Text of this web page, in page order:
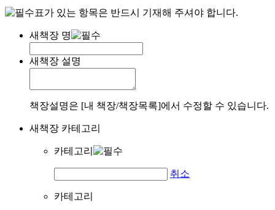
표가 있는 항목은 반드시 기재해 주셔야 합니다.
새책장 명
새책장 설명
책장설명은 [내 책장/책장목록]에서 수정할 수 있습니다.
새책장 카테고리
카테고리
취소
카테고리